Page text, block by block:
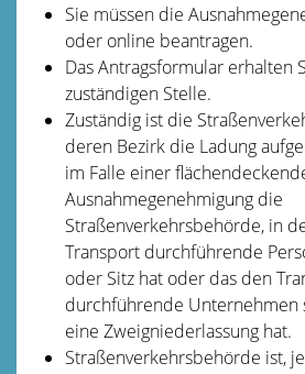
Sie müssen die
oder online beantragen.
Das Antragsformular erhalten
zuständigen Stelle.
Zuständig ist die
deren Bezirk die Ladung
im Falle einer
Ausnahmegenehmigung die
Straßenverkehrsbehörde, in
Transport durchführende
oder Sitz hat oder das den
durchführende Unternehmen
eine Zweigniederlassung hat.
Straßenverkehrsbehörde ist,